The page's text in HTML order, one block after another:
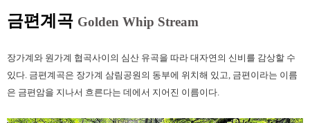
금편계곡 Golden Whip Stream
장가계와 원가계 협곡사이의 심산 유곡을 따라 대자연의 신비를 감상할 수
있다. 금편계곡은 장가계 삼림공원의 동부에 위치해 있고, 금편이라는 이름
은 금편암을 지나서 흐른다는 데에서 지어진 이름이다.